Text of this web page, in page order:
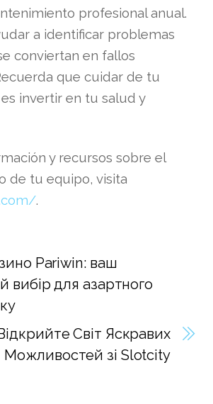
profesional anual.
a identificar problemas
conviertan en fallos
que cuidar de tu
invertir en tu salud y
y recursos sobre el
de tu equipo, visita
.
Pariwin: ваш
вибір для азартного
Світ Яскравих
Можливостей зі Slotcity